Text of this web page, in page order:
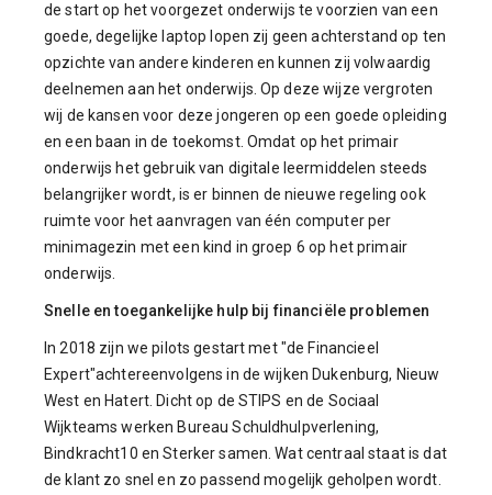
de start op het voorgezet onderwijs te voorzien van een
goede, degelijke laptop lopen zij geen achterstand op ten
opzichte van andere kinderen en kunnen zij volwaardig
deelnemen aan het onderwijs. Op deze wijze vergroten
wij de kansen voor deze jongeren op een goede opleiding
en een baan in de toekomst. Omdat op het primair
onderwijs het gebruik van digitale leermiddelen steeds
belangrijker wordt, is er binnen de nieuwe regeling ook
ruimte voor het aanvragen van één computer per
minimagezin met een kind in groep 6 op het primair
onderwijs.
Snelle en toegankelijke hulp bij financiële problemen
In 2018 zijn we pilots gestart met "de Financieel
Expert"achtereenvolgens in de wijken Dukenburg, Nieuw
West en Hatert. Dicht op de STIPS en de Sociaal
Wijkteams werken Bureau Schuldhulpverlening,
Bindkracht10 en Sterker samen. Wat centraal staat is dat
de klant zo snel en zo passend mogelijk geholpen wordt.